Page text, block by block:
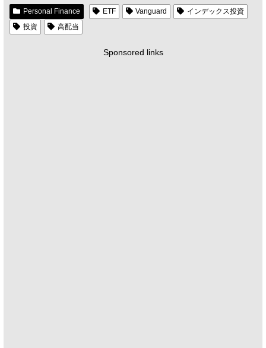
Personal Finance ETF Vanguard
インデックス投資
投資
高配当
Sponsored links